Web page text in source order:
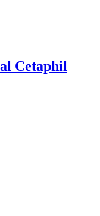
Cetaphil